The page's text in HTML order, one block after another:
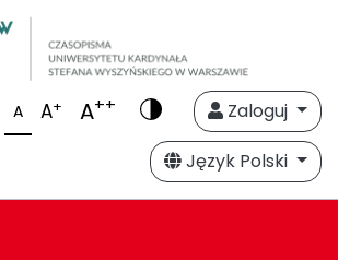
A A+ A++
Zaloguj
Język Polski